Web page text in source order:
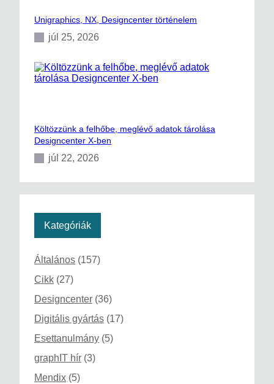
Unigraphics, NX, Designcenter történelem
júl 25, 2026
Költözzünk a felhőbe, meglévő adatok tárolása
Designcenter X-ben
júl 22, 2026
Kategóriák
Általános (157)
Cikk (27)
Designcenter (36)
Digitális gyártás (17)
Esettanulmány (5)
graphIT hír (3)
Mendix (5)